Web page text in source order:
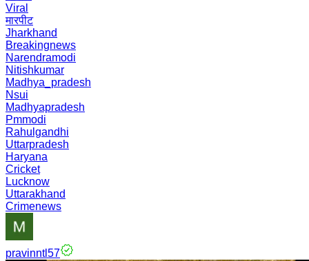
Viral
मारपीट
Jharkhand
Breakingnews
Narendramodi
Nitishkumar
Madhya_pradesh
Nsui
Madhyapradesh
Pmmodi
Rahulgandhi
Uttarpradesh
Haryana
Cricket
Lucknow
Uttarakhand
Crimenews
pravinntl57